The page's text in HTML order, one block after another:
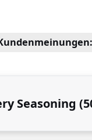
Seasoning